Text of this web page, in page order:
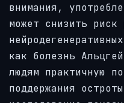
внимания,
может снизить риск
как болезнь
людям практичную
поддержания